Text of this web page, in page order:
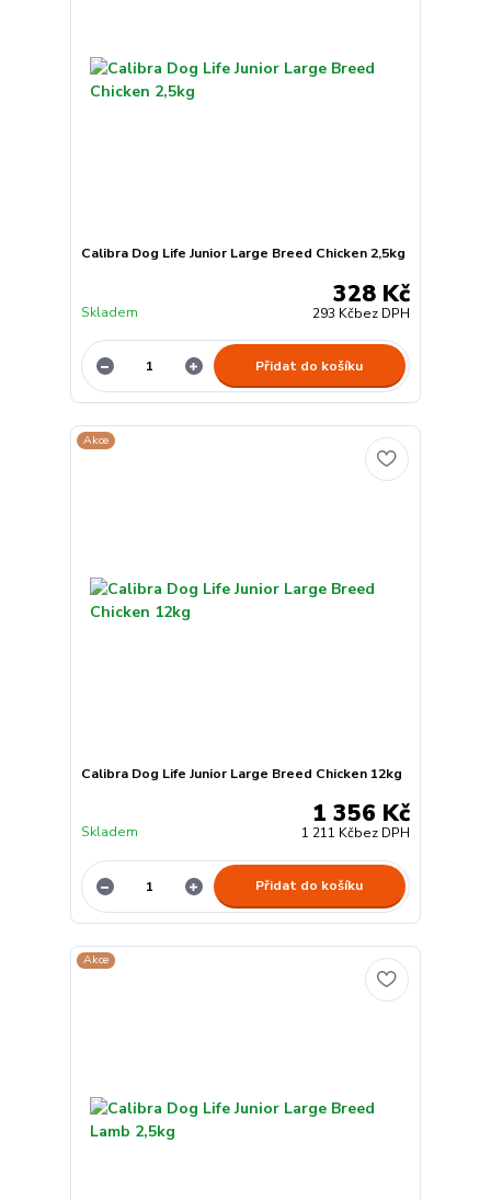
Calibra Dog Life Junior Large Breed Chicken 2,5kg
328 Kč
293 Kčbez DPH
Skladem
Přidat do košíku
Akce
Calibra Dog Life Junior Large Breed Chicken 12kg
1 356 Kč
1 211 Kčbez DPH
Skladem
Přidat do košíku
Akce